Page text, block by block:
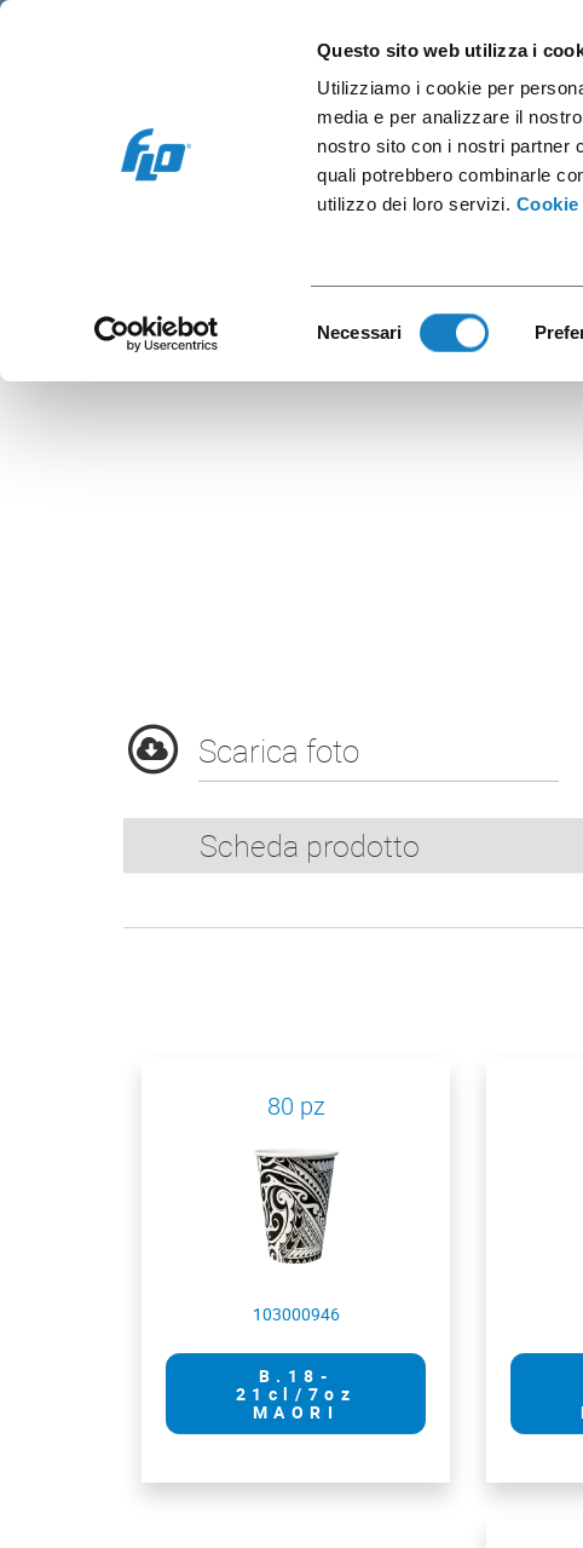
Questo sito web utilizza i
Utilizziamo i cookie per
media e per analizzare il
nostro sito con i nostri partner
quali potrebbero combinarle
utilizzo dei loro servizi.
Necessari
Retail e Ho.Re.Ca. Vending e OCS Capsule
Cop.c/
Scarica foto
Scheda prodotto
80 pz
103000946
B.18-
21cl/7oz
MAORI